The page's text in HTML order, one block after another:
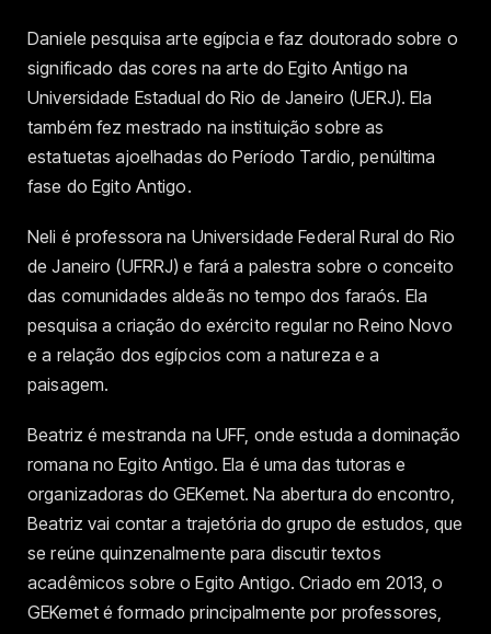
Daniele pesquisa arte egípcia e faz doutorado sobre o
significado das cores na arte do Egito Antigo na
Universidade Estadual do Rio de Janeiro (UERJ). Ela
também fez mestrado na instituição sobre as
estatuetas ajoelhadas do Período Tardio, penúltima
fase do Egito Antigo.
Neli é professora na Universidade Federal Rural do Rio
de Janeiro (UFRRJ) e fará a palestra sobre o conceito
das comunidades aldeãs no tempo dos faraós. Ela
pesquisa a criação do exército regular no Reino Novo
e a relação dos egípcios com a natureza e a
paisagem.
Beatriz é mestranda na UFF, onde estuda a dominação
romana no Egito Antigo. Ela é uma das tutoras e
organizadoras do GEKemet. Na abertura do encontro,
Beatriz vai contar a trajetória do grupo de estudos, que
se reúne quinzenalmente para discutir textos
acadêmicos sobre o Egito Antigo. Criado em 2013, o
GEKemet é formado principalmente por professores,